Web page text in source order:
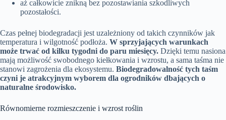
aż całkowicie znikną bez pozostawiania szkodliwych
pozostałości.
Czas pełnej biodegradacji jest uzależniony od takich czynników jak
temperatura i wilgotność podłoża. W sprzyjających warunkach
może trwać od kilku tygodni do paru miesięcy. Dzięki temu nasiona
mają możliwość swobodnego kiełkowania i wzrostu, a sama taśma nie
stanowi zagrożenia dla ekosystemu. Biodegradowalność tych taśm
czyni je atrakcyjnym wyborem dla ogrodników dbających o
naturalne środowisko.
Równomierne rozmieszczenie i wzrost roślin